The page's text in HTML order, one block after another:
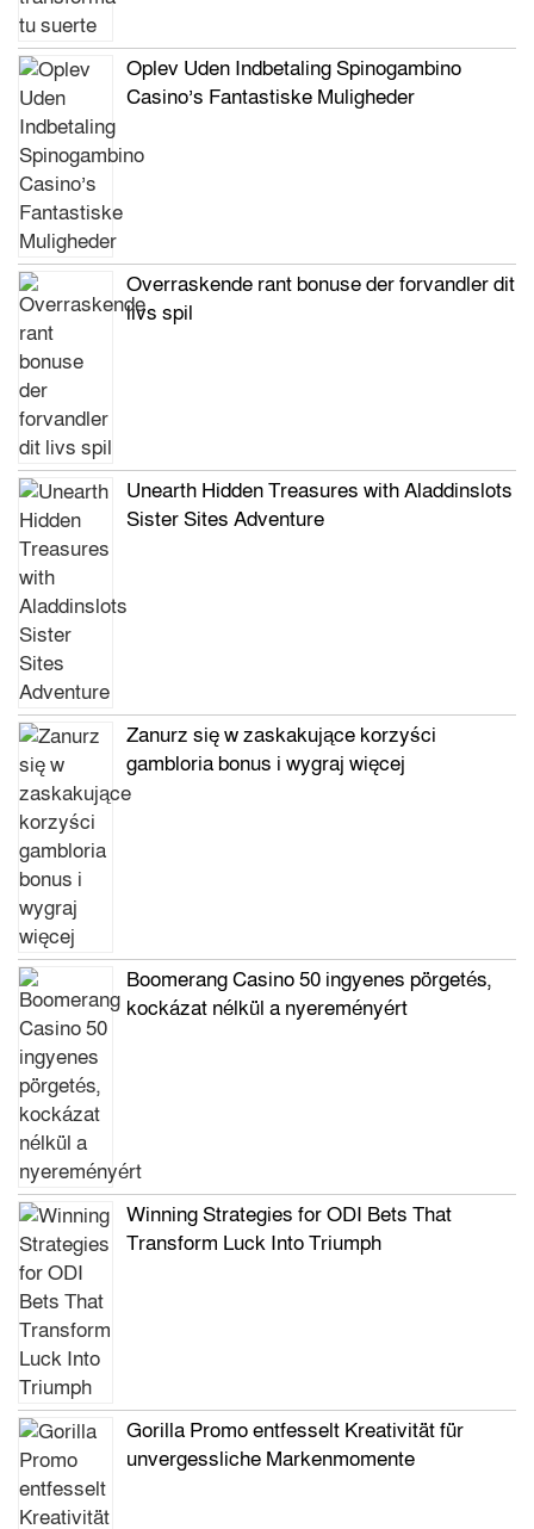
Oplev Uden Indbetaling Spinogambino
Casino’s Fantastiske Muligheder
Overraskende rant bonuse der forvandler dit
livs spil
Unearth Hidden Treasures with Aladdinslots
Sister Sites Adventure
Zanurz się w zaskakujące korzyści
gambloria bonus i wygraj więcej
Boomerang Casino 50 ingyenes pörgetés,
kockázat nélkül a nyereményért
Winning Strategies for ODI Bets That
Transform Luck Into Triumph
Gorilla Promo entfesselt Kreativität für
unvergessliche Markenmomente